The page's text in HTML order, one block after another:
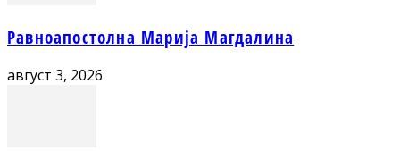
Равноапостолна Марија Магдалина
август 3, 2026